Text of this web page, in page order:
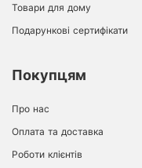
Товари для дому
Подарункові сертифікати
Покупцям
Про нас
Оплата та доставка
Роботи клієнтів